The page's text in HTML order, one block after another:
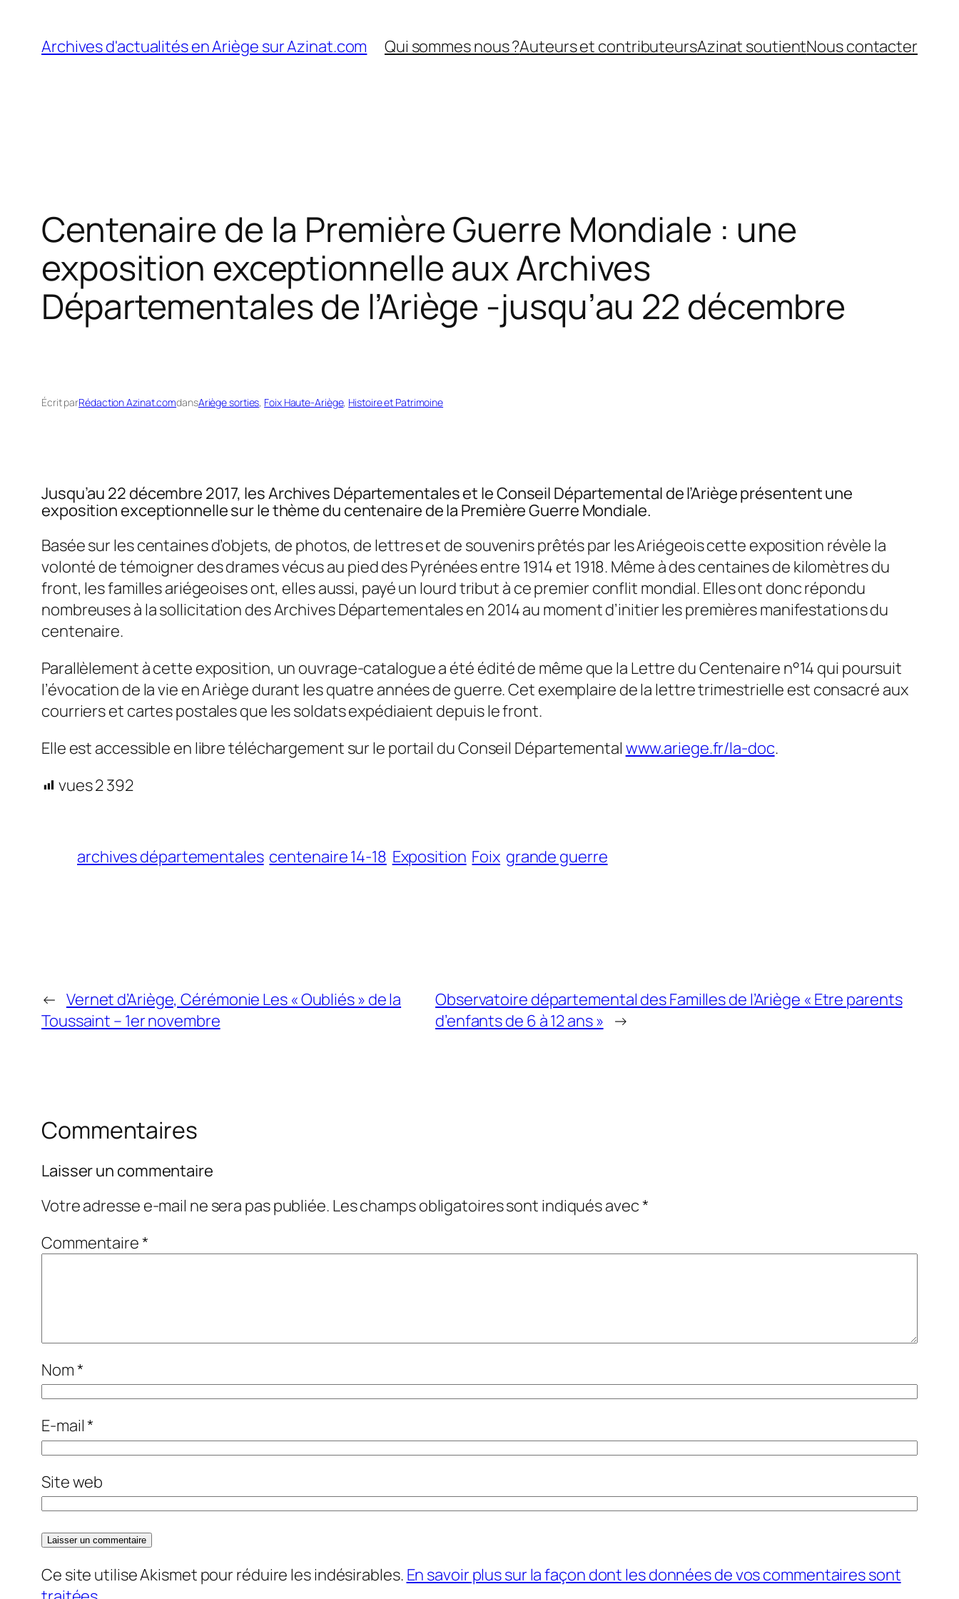
contenu
Archives d'actualités en Ariège sur Azinat.com Qui sommes nous ?Auteurs et contributeursAzinat soutientNous contacter
Centenaire de la Première Guerre Mondiale : une
exposition exceptionnelle aux Archives
Départementales de l’Ariège -jusqu’au 22 décembre
Écrit parRédaction Azinat.comdansAriège sorties, Foix Haute-Ariège, Histoire et Patrimoine
Jusqu’au 22 décembre 2017, les Archives Départementales et le Conseil Départemental de l’Ariège présentent une
exposition exceptionnelle sur le thème du centenaire de la Première Guerre Mondiale.
Basée sur les centaines d’objets, de photos, de lettres et de souvenirs prêtés par les Ariégeois cette exposition révèle la
volonté de témoigner des drames vécus au pied des Pyrénées entre 1914 et 1918. Même à des centaines de kilomètres du
front, les familles ariégeoises ont, elles aussi, payé un lourd tribut à ce premier conflit mondial. Elles ont donc répondu
nombreuses à la sollicitation des Archives Départementales en 2014 au moment d’initier les premières manifestations du
centenaire.
Parallèlement à cette exposition, un ouvrage-catalogue a été édité de même que la Lettre du Centenaire n°14 qui poursuit
l’évocation de la vie en Ariège durant les quatre années de guerre. Cet exemplaire de la lettre trimestrielle est consacré aux
courriers et cartes postales que les soldats expédiaient depuis le front.
Elle est accessible en libre téléchargement sur le portail du Conseil Départemental www.ariege.fr/la-doc.
vues2 392
archives départementales centenaire 14-18 Exposition Foix grande guerre
← Vernet d’Ariège, Cérémonie Les « Oubliés » de la
Toussaint – 1er novembre
Observatoire départemental des Familles de l’Ariège « Etre parents
d’enfants de 6 à 12 ans » →
Commentaires
Laisser un commentaire
Votre adresse e-mail ne sera pas publiée. Les champs obligatoires sont indiqués avec*
Commentaire*
Nom*
E-mail*
Site web
Ce site utilise Akismet pour réduire les indésirables. En savoir plus sur la façon dont les données de vos commentaires sont